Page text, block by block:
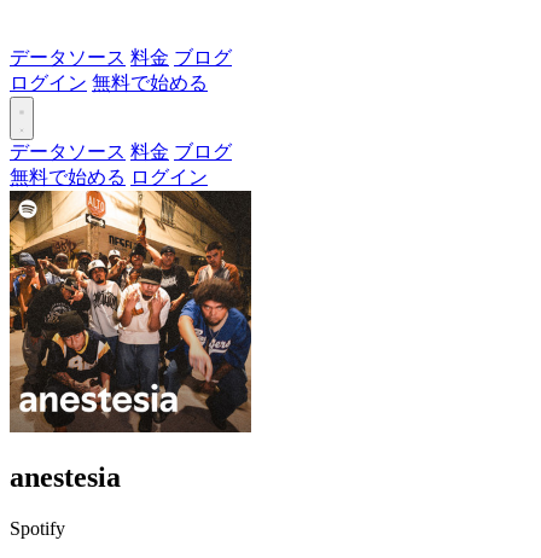
データソース 料金 ブログ
ログイン 無料で始める
データソース 料金 ブログ
無料で始める ログイン
anestesia
Spotify